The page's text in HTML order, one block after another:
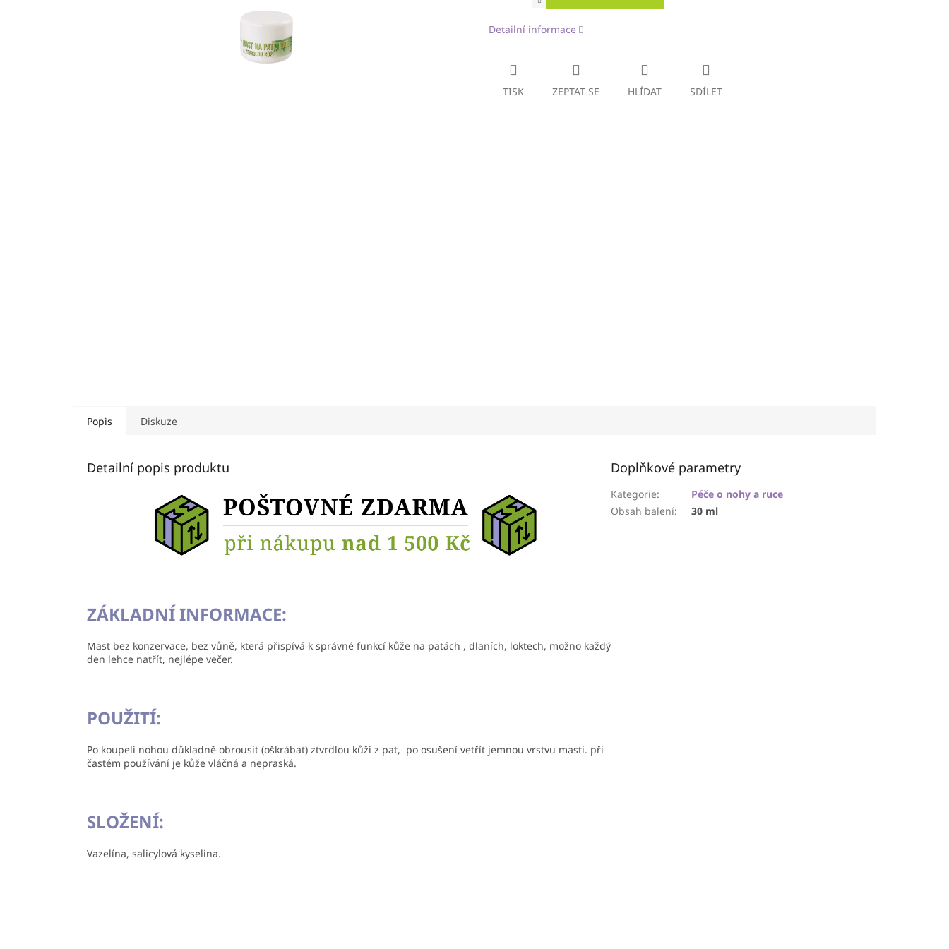
Detailní informace
TISK ZEPTAT SE HLÍDAT SDÍLET
Popis Diskuze
Detailní popis produktu
ZÁKLADNÍ INFORMACE:
Mast bez konzervace, bez vůně, která přispívá k správné funkcí kůže na patách , dlaních, loktech, možno každý
den lehce natřít, nejlépe večer.
POUŽITÍ:
Po koupeli nohou důkladně obrousit (oškrábat) ztvrdlou kůži z pat, po osušení vetřít jemnou vrstvu masti. při
častém používání je kůže vláčná a nepraská.
SLOŽENÍ:
Vazelína, salicylová kyselina.
Doplňkové parametry
Kategorie:
Péče o nohy a ruce
Obsah balení: 30 ml